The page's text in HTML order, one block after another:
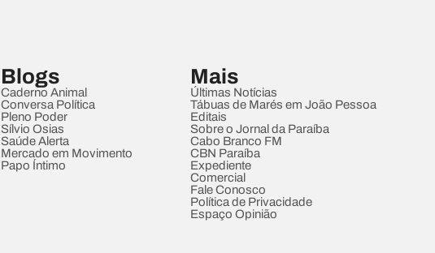
Blogs
Caderno Animal
Conversa Política
Pleno Poder
Sílvio Osias
Saúde Alerta
Mercado em Movimento
Papo Íntimo
Mais
Últimas Notícias
Tábuas de Marés em João Pessoa
Editais
Sobre o Jornal da Paraíba
Cabo Branco FM
CBN Paraíba
Expediente
Comercial
Fale Conosco
Política de Privacidade
Espaço Opinião